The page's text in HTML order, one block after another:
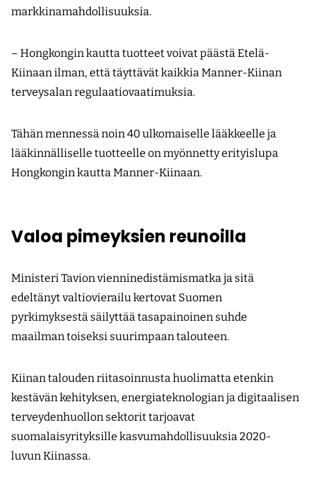
markkinamahdollisuuksia.
– Hongkongin kautta tuotteet voivat päästä Etelä-
Kiinaan ilman, että täyttävät kaikkia Manner-Kiinan
terveysalan regulaatiovaatimuksia.
Tähän mennessä noin 40 ulkomaiselle lääkkeelle ja
lääkinnälliselle tuotteelle on myönnetty erityislupa
Hongkongin kautta Manner-Kiinaan.
Valoa pimeyksien reunoilla
Ministeri Tavion vienninedistämismatka ja sitä
edeltänyt valtiovierailu kertovat Suomen
pyrkimyksestä säilyttää tasapainoinen suhde
maailman toiseksi suurimpaan talouteen.
Kiinan talouden riitasoinnusta huolimatta etenkin
kestävän kehityksen, energiateknologian ja digitaalisen
terveydenhuollon sektorit tarjoa­vat
suomalaisyrityksille kasvumahdollisuuksia 2020-
luvun Kiinassa.